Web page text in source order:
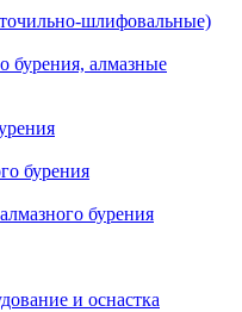
шлифовальные)
бурения, алмазные
бурения
бурения
и оснастка